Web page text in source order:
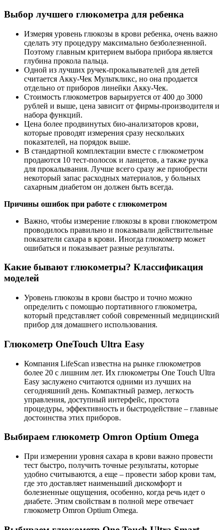
Выбор лучшего глюкометра для ребенка
Измеряя уровень глюкозы в крови ребенка, очень важно
сделать эту процедуру максимально безболезненной.
Поэтому главным критерием выбора прибора является
глубина прокола пальца.
Одной из лучших ручек-прокалывателей для детей
считается Акку-Чек Мульткликс, но она продается
отдельно от приборов линейки Акку-Чек.
Стоимость глюкометров варьируется от 400 до 3000
рублей и выше, цена зависит от фирмы-производителя и
набора функций.
Цена более продвинутых био-анализаторов крови,
которые проводят измерения сразу нескольких
показателей, на порядок выше.
В стандартной комплектации вместе с глюкометром
продаются 10 тест-полосок и ланцетов, а также ручка
для прокалывания. Лучше всего сразу же приобрести
некоторый запас расходных материалов, у больных
сахарным диабетом он должен быть всегда.
Причины ошибок при работе с глюкометром
Важно, чтобы измерение глюкозы в крови глюкометром
проводилось правильно и показывали действительные
показатели сахара в крови. Иногда глюкометр может
ошибаться и показывает разные результаты.
Какие бывают глюкометры? Классификация
моделей
Уровень глюкозы в крови быстро и точно можно
определить с помощью портативного глюкометра,
который представляет собой современный медицинский
прибор для домашнего использования.
Глюкометр OneTouch Ultra Easy
Компания LifeScan известна на рынке глюкометров
более 20 с лишним лет. Их глюкометры One Touch Ultra
Easy заслужено считаются одними из лучших на
сегодняшний день. Компактный размер, легкость
управления, доступный интерфейс, простота
процедуры, эффективность и быстродействие – главные
достоинства этих приборов.
Выбираем глюкометр Omron Optium Omega
При измерении уровня сахара в крови важно провести
тест быстро, получить точные результаты, которые
удобно считываются, а еще – провести забор крови там,
где это доставляет наименьший дискомфорт и
болезненные ощущения, особенно, когда речь идет о
диабете. Этим свойствам в полной мере отвечает
глюкометр Omron Optium Omega.